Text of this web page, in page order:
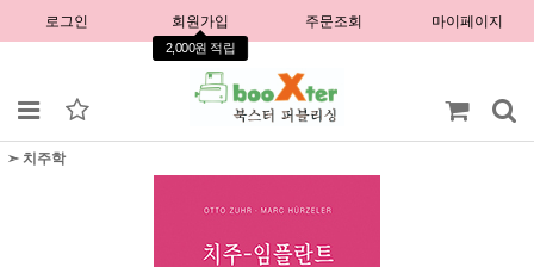
로그인 회원가입
2,000원 적립
주문조회 마이페이지
➣ 치주학